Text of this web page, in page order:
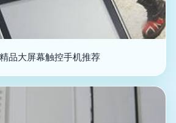
品大屏幕触控手机推荐